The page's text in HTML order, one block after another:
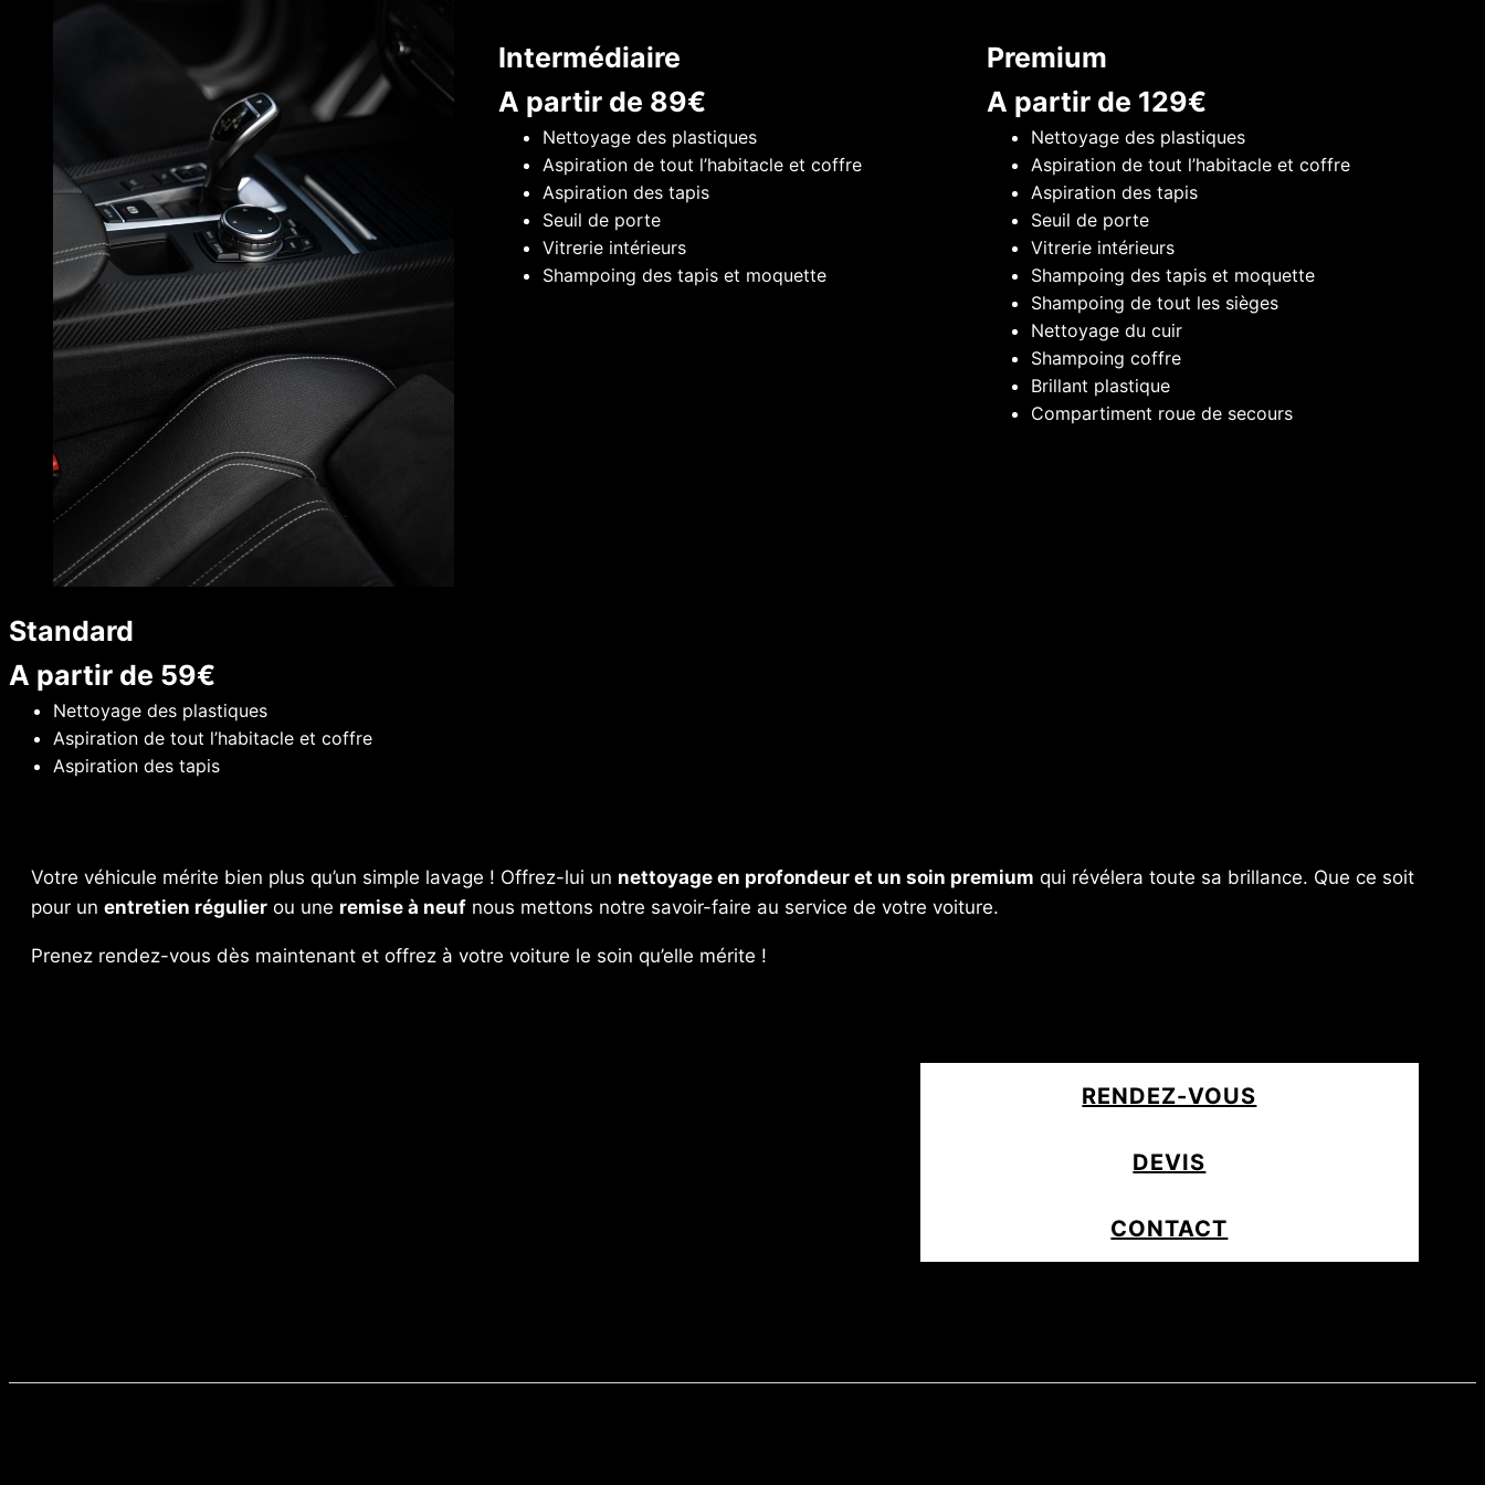
Standard
A partir de 59€
Nettoyage des plastiques
Aspiration de tout l’habitacle et coffre
Aspiration des tapis
Intermédiaire
A partir de 89€
Nettoyage des plastiques
Aspiration de tout l’habitacle et coffre
Aspiration des tapis
Seuil de porte
Vitrerie intérieurs
Shampoing des tapis et moquette
Premium
A partir de 129€
Nettoyage des plastiques
Aspiration de tout l’habitacle et coffre
Aspiration des tapis
Seuil de porte
Vitrerie intérieurs
Shampoing des tapis et moquette
Shampoing de tout les sièges
Nettoyage du cuir
Shampoing coffre
Brillant plastique
Compartiment roue de secours
Votre véhicule mérite bien plus qu’un simple lavage ! Offrez-lui un nettoyage en profondeur et un soin premium qui révélera toute sa brillance. Que ce soit
pour un entretien régulier ou une remise à neuf nous mettons notre savoir-faire au service de votre voiture.
Prenez rendez-vous dès maintenant et offrez à votre voiture le soin qu’elle mérite !
RENDEZ-VOUS
DEVIS
CONTACT